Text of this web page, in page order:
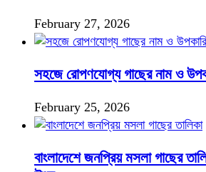
February 27, 2026
সহজে রোপণযোগ্য গাছের নাম ও
February 25, 2026
বাংলাদেশে জনপ্রিয় মসলা গাছের